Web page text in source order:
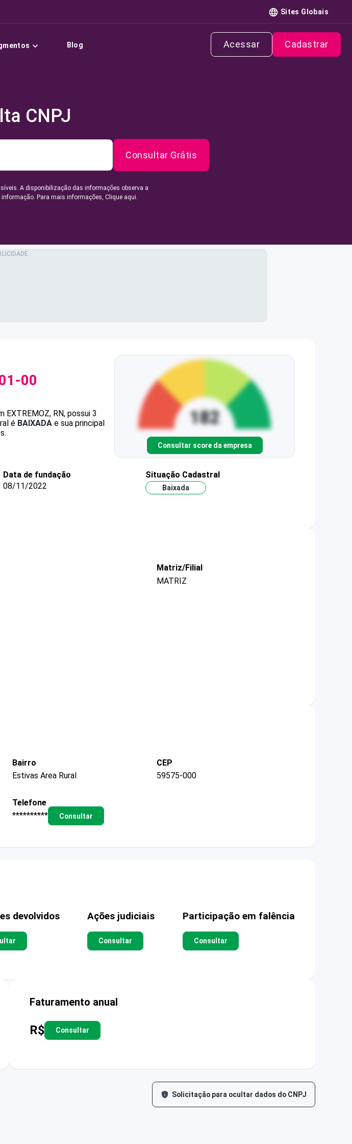
Sites Globais
Blog Acessar Cadastrar
CNPJ
Consultar Grátis
A disponibilização das informações observa a
Para mais informações, Clique aqui.
00
EXTREMOZ, RN, possui 3
é BAIXADA e sua principal
Consultar score da empresa
Data de fundação
08/11/2022
Situação Cadastral
Baixada
Matriz/Filial
MATRIZ
Bairro
Estivas Area Rural
CEP
59575-000
Telefone
**********
Consultar
devolvidos Ações judiciais
Consultar
Participação em falência
Consultar
Faturamento anual
R$ Consultar
Solicitação para ocultar dados do CNPJ